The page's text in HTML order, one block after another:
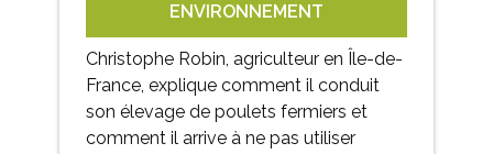
ENVIRONNEMENT
Christophe Robin, agriculteur en Île-de-
France, explique comment il conduit
son élevage de poulets fermiers et
comment il arrive à ne pas utiliser